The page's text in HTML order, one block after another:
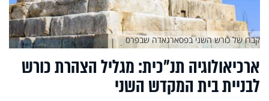
ארכיאולוגיה תנ"כית: מגליל הצהרת כורש
לבניית בית המקדש השני
קברו של כורש השני בפסארגאדה שבפרס